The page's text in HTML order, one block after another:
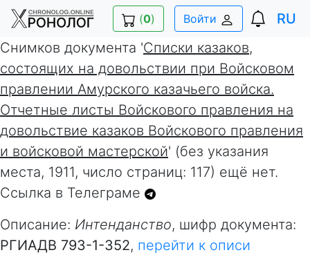
(0) Войти
RU
Снимков документа 'Списки казаков,
состоящих на довольствии при Войсковом
правлении Амурского казачьего войска.
Отчетные листы Войскового правления на
довольствие казаков Войскового правления
и войсковой мастерской' (без указания
места, 1911, число страниц: 117) ещё нет.
Ссылка в Телеграме
Описание: Интенданство, шифр документа:
РГИАДВ 793-1-352, перейти к описи